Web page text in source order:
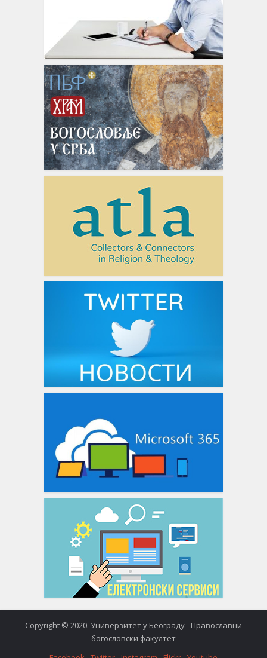
Copyright © 2020. Универзитет у Београду - Православни
богословски факултет